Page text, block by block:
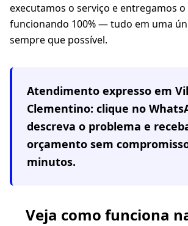
executamos o serviço e entregamos
funcionando 100% — tudo em uma
sempre que possível.
Atendimento expresso em
Clementino: clique no
descreva o problema e
orçamento sem
minutos.
Veja como funciona